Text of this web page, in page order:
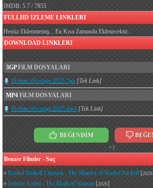
IMDB: 5.7 / 7855
FULLHD IZLEME LINKLERI
Henüz Eklenmemiş... En Kısa Zamanda Eklenecektir...
DOWNLOAD LINKLERI
3GPFiLM DOSYALARI
iRehine.iHostage.2025.3gp [Tek Link]
MP4 FiLM DOSYALARI
iRehine.iHostage.2025.mp4 [Tek Link]
BEĞENDİM
+1
Benzer Filmler - Suç
» Rachel Nickell Cinayeti - The Murder of Rachel Nickell [2026]
» İsimsiz Kadın - The Marked Woman [2026]